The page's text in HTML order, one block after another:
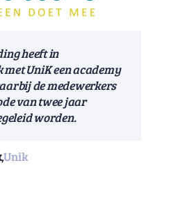
heeft in
UniK een academy
de medewerkers
van twee jaar
worden.
,Unik